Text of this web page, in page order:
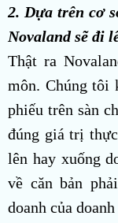
2. Dựa trên cơ
Novaland sẽ đi
Thật ra
môn. Chúng tôi
phiếu trên sàn
đúng giá trị
lên hay xuống
về căn bản
doanh của